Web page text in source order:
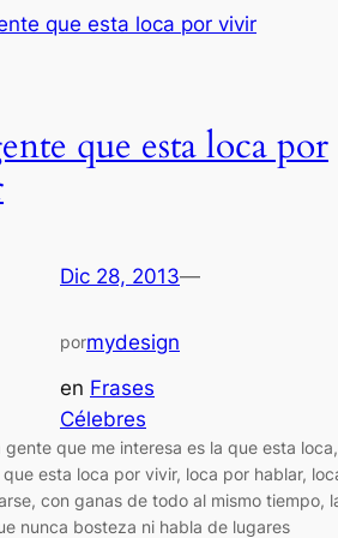
que esta loca por
Dic 28, 2013—
pormydesign
en Frases
Célebres
gente que me interesa es la que esta loca,
esta loca por vivir, loca por hablar,
con ganas de todo al mismo tiempo,
nunca bosteza ni habla de lugares